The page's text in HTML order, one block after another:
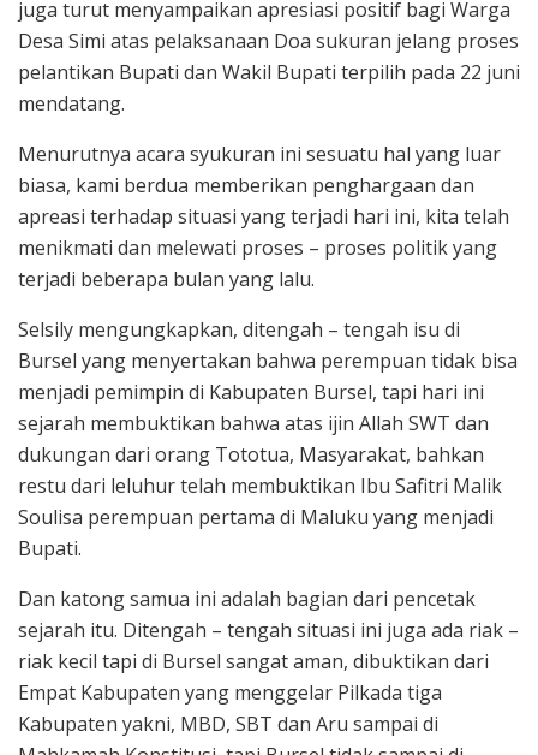
juga turut menyampaikan apresiasi positif bagi Warga
Desa Simi atas pelaksanaan Doa sukuran jelang proses
pelantikan Bupati dan Wakil Bupati terpilih pada 22 juni
mendatang.
Menurutnya acara syukuran ini sesuatu hal yang luar
biasa, kami berdua memberikan penghargaan dan
apreasi terhadap situasi yang terjadi hari ini, kita telah
menikmati dan melewati proses – proses politik yang
terjadi beberapa bulan yang lalu.
Selsily mengungkapkan, ditengah – tengah isu di
Bursel yang menyertakan bahwa perempuan tidak bisa
menjadi pemimpin di Kabupaten Bursel, tapi hari ini
sejarah membuktikan bahwa atas ijin Allah SWT dan
dukungan dari orang Tototua, Masyarakat, bahkan
restu dari leluhur telah membuktikan Ibu Safitri Malik
Soulisa perempuan pertama di Maluku yang menjadi
Bupati.
Dan katong samua ini adalah bagian dari pencetak
sejarah itu. Ditengah – tengah situasi ini juga ada riak –
riak kecil tapi di Bursel sangat aman, dibuktikan dari
Empat Kabupaten yang menggelar Pilkada tiga
Kabupaten yakni, MBD, SBT dan Aru sampai di